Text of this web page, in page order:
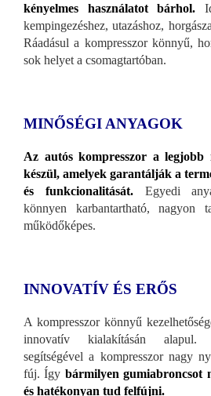
kényelmes használatot bárhol.
kempingezéshez, utazáshoz,
Ráadásul a kompresszor könnyű,
sok helyet a csomagtartóban.
MINŐSÉGI ANYAGOK
Az autós kompresszor a legjobb
készül, amelyek garantálják a
és funkcionalitását.Egyedi
könnyen karbantartható,
működőképes.
INNOVATÍV ÉS ERŐS
A kompresszor könnyű
innovatív kialakításán alapul.
segítségével a kompresszor nagy
fúj. Így bármilyen gumiabroncsot
és hatékonyan tud felfújni.